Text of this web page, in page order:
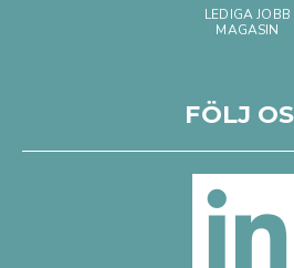
LEDIGA JOBB
MAGASIN
FÖLJ